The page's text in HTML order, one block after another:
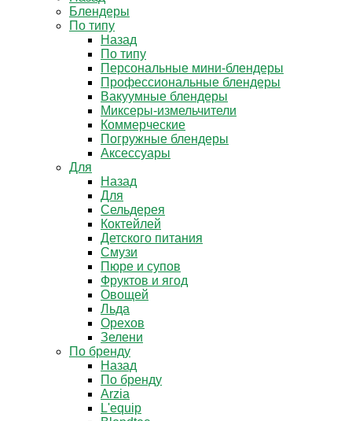
Блендеры
По типу
Назад
По типу
Персональные мини-блендеры
Профессиональные блендеры
Вакуумные блендеры
Миксеры-измельчители
Коммерческие
Погружные блендеры
Аксессуары
Для
Назад
Для
Сельдерея
Коктейлей
Детского питания
Смузи
Пюре и супов
Фруктов и ягод
Овощей
Льда
Орехов
Зелени
По бренду
Назад
По бренду
Arzia
L'equip